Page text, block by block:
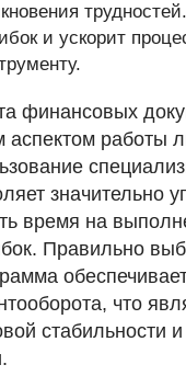
и ускорит
финансовых
аспектом работы
значительно
время на
Правильно
что
стабильности